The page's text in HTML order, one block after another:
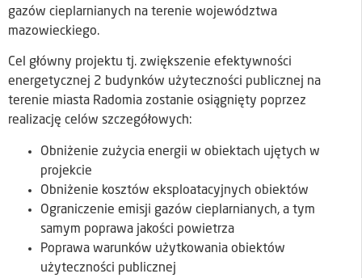
gazów cieplarnianych na terenie województwa
mazowieckiego.
Cel główny projektu tj. zwiększenie efektywności
energetycznej 2 budynków użyteczności publicznej na
terenie miasta Radomia zostanie osiągnięty poprzez
realizację celów szczegółowych:
Obniżenie zużycia energii w obiektach ujętych w
projekcie
Obniżenie kosztów eksploatacyjnych obiektów
Ograniczenie emisji gazów cieplarnianych, a tym
samym poprawa jakości powietrza
Poprawa warunków użytkowania obiektów
użyteczności publicznej